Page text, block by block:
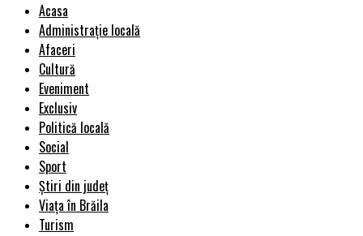
Acasa
Administrație locală
Afaceri
Cultură
Eveniment
Exclusiv
Politică locală
Social
Sport
Știri din județ
Viața în Brăila
Turism